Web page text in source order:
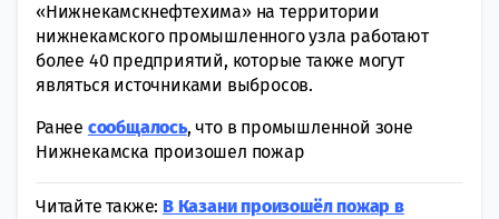
«Нижнекамскнефтехима» на территории
нижнекамского промышленного узла работают
более 40 предприятий, которые также могут
являться источниками выбросов.
Ранее сообщалось, что в промышленной зоне
Нижнекамска произошел пожар
Читайте также: В Казани произошёл пожар в